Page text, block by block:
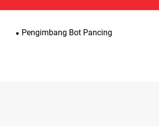
Pengimbang Bot Pancing